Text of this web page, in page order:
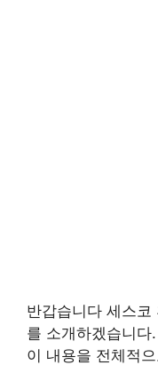
반갑습니다 세스코
를 소개하겠습니다.
이 내용을 전체적